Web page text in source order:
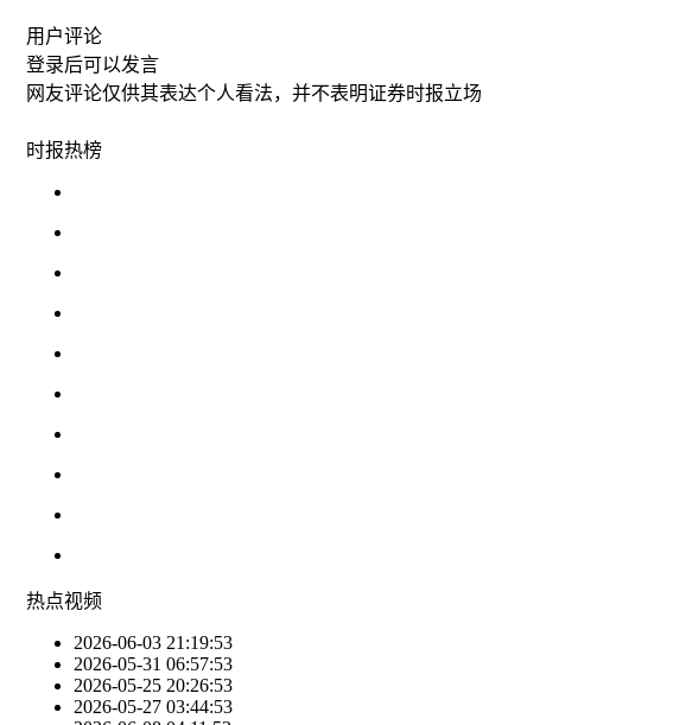
用户评论
登录后可以发言
网友评论仅供其表达个人看法，并不表明证券时报立场
时报热榜
热点视频
2026-06-03 21:19:53
2026-05-31 06:57:53
2026-05-25 20:26:53
2026-05-27 03:44:53